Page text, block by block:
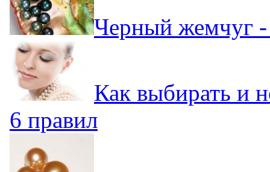
Черный жемчуг -
Как выбирать и
6 правил